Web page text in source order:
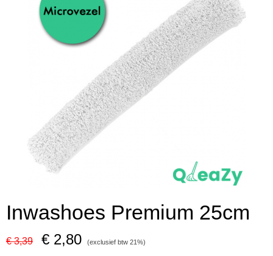
Inwashoes Premium 25cm
€ 3,39 € 2,80 (exclusief btw 21%)